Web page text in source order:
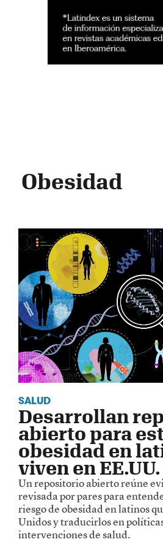
Obesidad
SALUD
Desarrollan
abierto para
obesidad en
viven en EE.UU.
Un repositorio abierto reúne
revisada por pares para
riesgo de obesidad en latinos
Unidos y traducirlos en
intervenciones de salud.